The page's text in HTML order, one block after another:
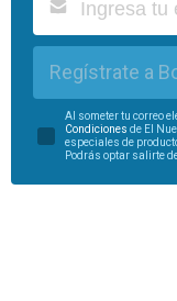
Regístrate a
Al someter tu correo
Condiciones de El
especiales de
Podrás optar salirte